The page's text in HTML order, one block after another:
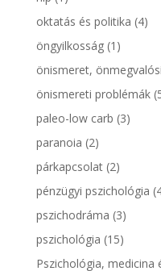
oktatás és politika (4)
öngyilkosság(1)
önismeret,
önismereti problémák
paleo-low carb (3)
paranoia (2)
párkapcsolat(2)
pénzügyi pszichológia
pszichodráma (3)
pszichológia (15)
Pszichológia, medicina